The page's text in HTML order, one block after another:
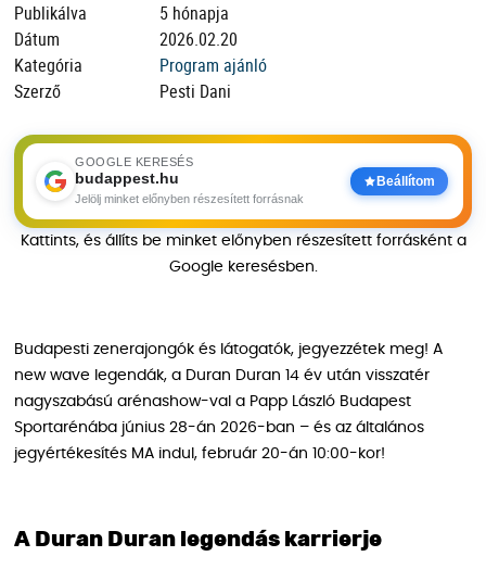
Publikálva
5 hónapja
Dátum
2026.02.20
Kategória
Program ajánló
Szerző
Pesti Dani
GOOGLE KERESÉS
budappest.hu
Jelölj minket előnyben részesített forrásnak
Beállítom
Kattints, és állíts be minket előnyben részesített forrásként a
Google keresésben.
Budapesti zenerajongók és látogatók, jegyezzétek meg! A
new wave legendák, a Duran Duran 14 év után visszatér
nagyszabású arénashow-val a Papp László Budapest
Sportarénába június 28-án 2026-ban – és az általános
jegyértékesítés MA indul, február 20-án 10:00-kor!
A Duran Duran legendás karrierje